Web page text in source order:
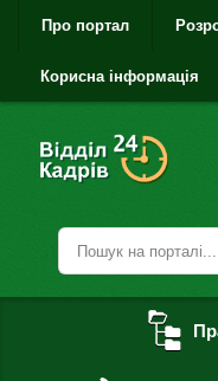
Про портал
Корисна інформація